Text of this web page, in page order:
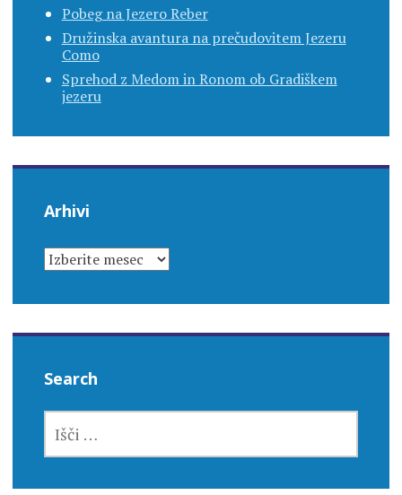
Pobeg na Jezero Reber
Družinska avantura na prečudovitem Jezeru
Como
Sprehod z Medom in Ronom ob Gradiškem
jezeru
Arhivi
ARHIVI
Search